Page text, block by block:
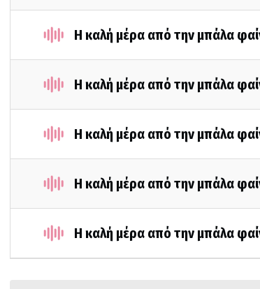
Η καλή μέρα από την μπάλα
Η καλή μέρα από την μπάλα
Η καλή μέρα από την μπάλα
Η καλή μέρα από την μπάλα
Η καλή μέρα από την μπάλα